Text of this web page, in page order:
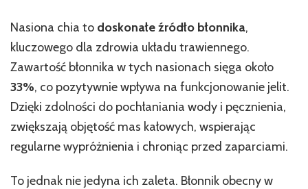
Nasiona chia to doskonałe źródło błonnika,
kluczowego dla zdrowia układu trawiennego.
Zawartość błonnika w tych nasionach sięga około
33%, co pozytywnie wpływa na funkcjonowanie jelit.
Dzięki zdolności do pochłaniania wody i pęcznienia,
zwiększają objętość mas kałowych, wspierając
regularne wypróżnienia i chroniąc przed zaparciami.
To jednak nie jedyna ich zaleta. Błonnik obecny w